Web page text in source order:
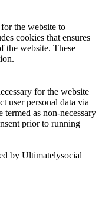
the website to
cookies that ensures
the website. These
for the website
user personal data via
termed as non-necessary
prior to running
by Ultimatelysocial